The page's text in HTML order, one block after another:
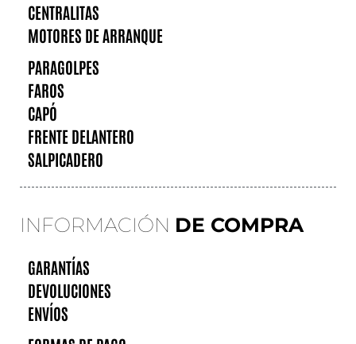
CENTRALITAS
MOTORES DE ARRANQUE
PARAGOLPES
FAROS
CAPÓ
FRENTE DELANTERO
SALPICADERO
INFORMACIÓN DE COMPRA
GARANTÍAS
DEVOLUCIONES
ENVÍOS